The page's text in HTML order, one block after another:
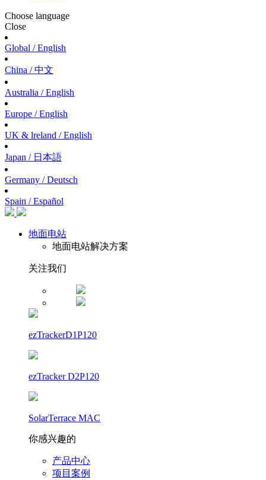
Choose language
Close
Global / English
China / 中文
Australia / English
Europe / English
UK & lreland / English
Japan / 日本語
Germany / Deutsch
Spain / Español
地面电站
地面电站解决方案
关注我们
ezTrackerD1P120
ezTracker D2P120
SolarTerrace MAC
你感兴趣的
产品中心
项目案例